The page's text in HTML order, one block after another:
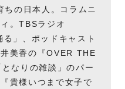
の日本人。コラムニ
。TBSラジオ
る」、ポッドキャスト
美香の『OVER THE
なりの雑談」のパー
貴様いつまで女子で